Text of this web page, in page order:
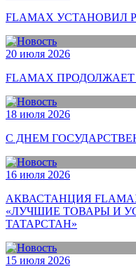
FLAMAX УСТАНОВИЛ
20 июля 2026
FLAMAX
18 июля 2026
С ДНЕМ
16 июля 2026
АКВАСТАНЦИЯ
«ЛУЧШИЕ ТОВАРЫ И
ТАТАРСТАН»
15 июля 2026